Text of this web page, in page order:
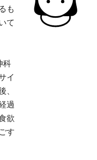
も
て
科
イ
、
過
欲
す